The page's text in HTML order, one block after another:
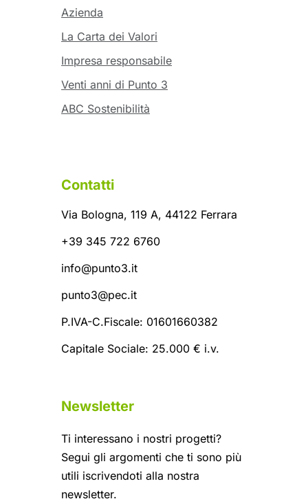
Azienda
La Carta dei Valori
Impresa responsabile
Venti anni di Punto 3
ABC Sostenibilità
Contatti
Via Bologna, 119 A, 44122 Ferrara
+39 345 722 6760
info@punto3.it
punto3@pec.it
P.IVA-C.Fiscale: 01601660382
Capitale Sociale: 25.000 € i.v.
Newsletter
Ti interessano i nostri progetti?
Segui gli argomenti che ti sono più
utili iscrivendoti alla nostra
newsletter.